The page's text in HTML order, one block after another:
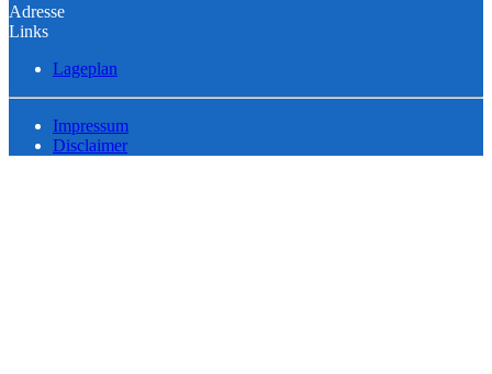
Adresse
Links
Lageplan
Impressum
Disclaimer